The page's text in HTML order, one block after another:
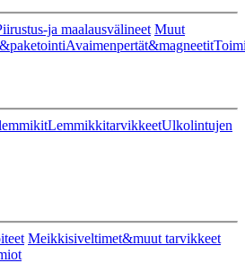
ja maalausvälineet Muut
Avaimenpertät&magneetit
LemmikkitarvikkeetUlkolintujen
Meikkisiveltimet&muut tarvikkeet